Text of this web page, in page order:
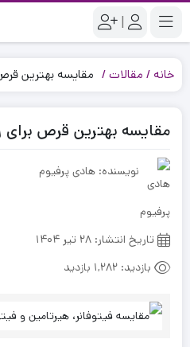
|
خانه مقالات مقایسه بهترین
مقایسه بهترین قرص
نویسنده: هادی پرفیوم
تاریخ انتشار: ۲۸ تیر ۱۴۰۴
بازدید: 1,282 بازدید